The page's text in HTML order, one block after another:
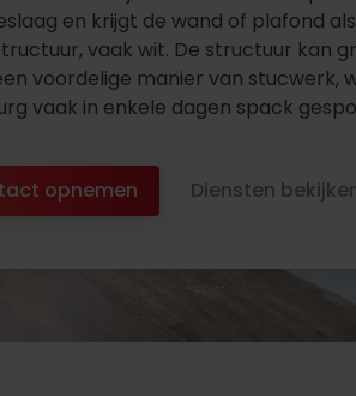
en krijgt de wand of plafond
vaak wit. De structuur kan
voordelige manier van stucwerk,
vaak in enkele dagen spack
opnemen Diensten